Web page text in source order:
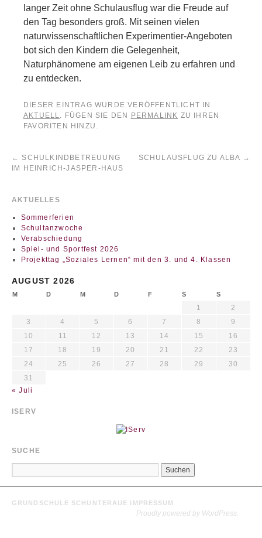
langer Zeit ohne Schulausflug war die Freude auf
den Tag besonders groß. Mit seinen vielen
naturwissenschaftlichen Experimentier-Angeboten
bot sich den Kindern die Gelegenheit,
Naturphänomene am eigenen Leib zu erfahren und
zu entdecken.
DIESER EINTRAG WURDE VERÖFFENTLICHT IN
AKTUELL. FÜGEN SIE DEN PERMALINK ZU IHREN
FAVORITEN HINZU.
← SCHULKINDBETREUUNG
IM HEINRICH-JASPER-HAUS
SCHULAUSFLUG ZU ALBA →
AKTUELLES
Sommerferien
Schultanzwoche
Verabschiedung
Spiel- und Sportfest 2026
Projekttag „Soziales Lernen“ mit den 3. und 4. Klassen
AUGUST 2026
M D M D F S S
1
2
3
4 5 6 7 8
9
10
11 12 13 14 15
16
17
18 19 20 21 22
23
24
25 26 27 28 29
30
31
« Juli
ISERV
SUCHE
GRUNDSCHULE SCHUNTERAUE IMPRESSUM
Proudly powered by WordPress.